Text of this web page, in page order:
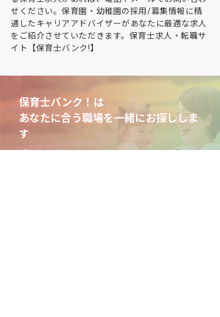
せください。保育園・幼稚園の採用/募集情報に精
通したキャリアアドバイザーがあなたに最適な求人
をご紹介させていただきます。保育士求人・転職サ
イト【保育士バンク!】
保育士バンク！は
あなたに合う職場を一緒にお探ししま
す
保育をよく知るアドバイザーがフルサポート